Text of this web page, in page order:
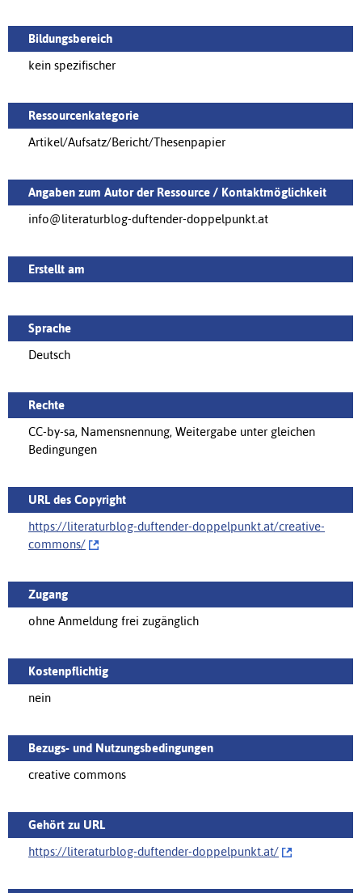
Bildungsbereich
kein spezifischer
Ressourcenkategorie
Artikel/Aufsatz/Bericht/Thesenpapier
Angaben zum Autor der Ressource / Kontaktmöglichkeit
info@literaturblog-duftender-doppelpunkt.at
Erstellt am
Sprache
Deutsch
Rechte
CC-by-sa, Namensnennung, Weitergabe unter gleichen
Bedingungen
URL des Copyright
https://literaturblog-duftender-doppelpunkt.at/creative-
commons/‌
Zugang
ohne Anmeldung frei zugänglich
Kostenpflichtig
nein
Bezugs- und Nutzungsbedingungen
creative commons
Gehört zu URL
https://literaturblog-duftender-doppelpunkt.at/‌